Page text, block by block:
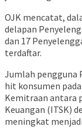
OJK mencatat,
delapan
dan 17
terdaftar.
Jumlah pengguna
hit konsumen
Kemitraan antara
Keuangan (ITSK)
meningkat